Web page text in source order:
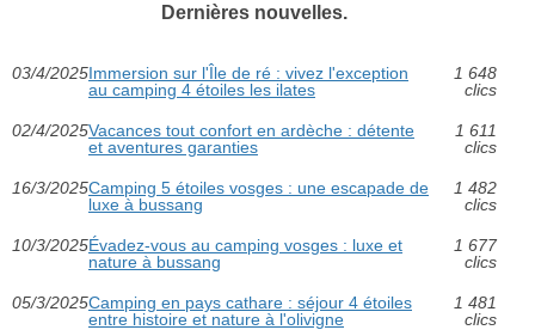
Dernières nouvelles.
03/4/2025Immersion sur l'Île de ré : vivez l'exception
au camping 4 étoiles les ilates
1 648
clics
02/4/2025Vacances tout confort en ardèche : détente
et aventures garanties
1 611
clics
16/3/2025Camping 5 étoiles vosges : une escapade de
luxe à bussang
1 482
clics
10/3/2025Évadez-vous au camping vosges : luxe et
nature à bussang
1 677
clics
05/3/2025Camping en pays cathare : séjour 4 étoiles
entre histoire et nature à l'olivigne
1 481
clics